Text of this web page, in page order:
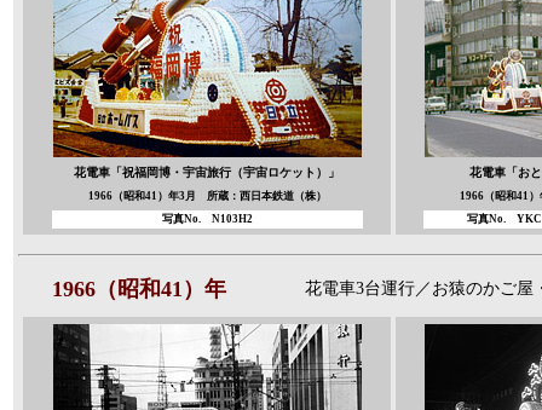
花電車「祝福岡博・宇宙旅行（宇宙ロケット）」
1966（昭和41）年3月 所蔵：西日本鉄道（株）
写真No. N103H2
花電車「お
1966（昭和41
写真No.
1966（昭和41）年 花電車3台運行／お猿のかご屋